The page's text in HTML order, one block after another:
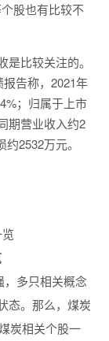
股也有比较不
比较关注的。
告称，2021年
；归属于上市
期营业收入约2
2532万元。
多只相关概念
态。那么，煤炭
炭相关个股一